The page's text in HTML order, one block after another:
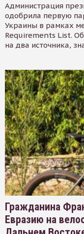
Администрация
одобрила первую
Украины в рамках
Requirements List.
на два источника,
Гражданина
Евразию на